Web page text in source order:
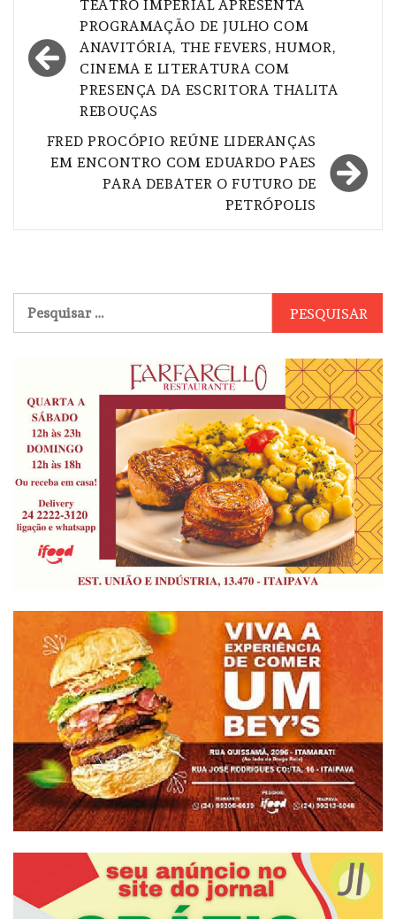
de
Post
TEATRO IMPERIAL APRESENTA
PROGRAMAÇÃO DE JULHO COM
ANAVITÓRIA, THE FEVERS, HUMOR,
CINEMA E LITERATURA COM
PRESENÇA DA ESCRITORA THALITA
REBOUÇAS
FRED PROCÓPIO REÚNE LIDERANÇAS
EM ENCONTRO COM EDUARDO PAES
PARA DEBATER O FUTURO DE
PETRÓPOLIS
por: